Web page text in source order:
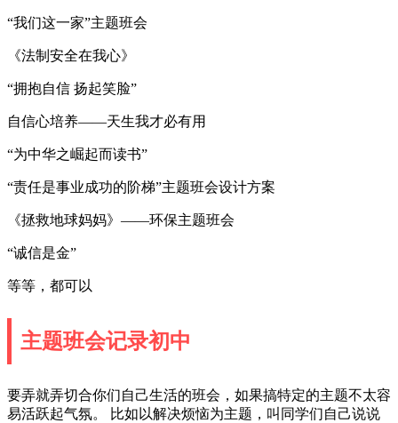
“我们这一家”主题班会
《法制安全在我心》
“拥抱自信 扬起笑脸”
自信心培养——天生我才必有用
“为中华之崛起而读书”
“责任是事业成功的阶梯”主题班会设计方案
《拯救地球妈妈》——环保主题班会
“诚信是金”
等等，都可以
主题班会记录初中
要弄就弄切合你们自己生活的班会，如果搞特定的主题不太容
易活跃起气氛。 比如以解决烦恼为主题，叫同学们自己说说